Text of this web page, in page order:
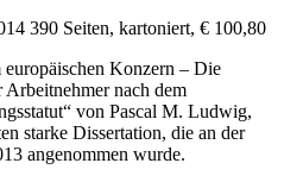
390 Seiten, kartoniert, € 100,80
Konzern – Die
nach dem
von Pascal M. Ludwig,
starke Dissertation, die an der
angenommen wurde.